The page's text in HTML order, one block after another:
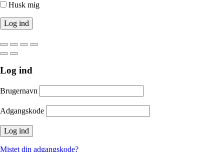
Husk mig
Log ind
Brugernavn
Adgangskode
Mistet din adgangskode?